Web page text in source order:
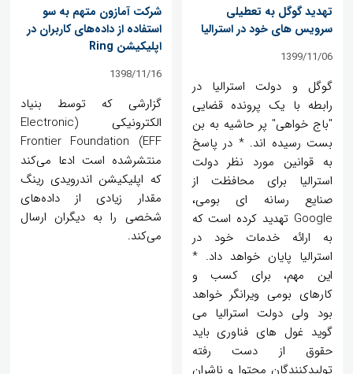
تهدید گوگل به تعطیلی
سرویس های خود در استرالیا
1399/11/06
گوگل و دولت استرالیا در
رابطه با یک پرونده قضایی
"باج خواهی" پر حاشیه به بن
بست رسیده اند. * در پاسخ
به قوانین مورد نظر دولت
استرالیا برای محافظت از
صنایع رسانه ای بومی،
Google تهدید کرده است که
به ارائه خدمات خود در
استرالیا پایان خواهد داد. *
این مهم، برای کسب و
کارهای بومی ویرانگر خواهد
بود ولی دولت استرالیا می
گوید غول های فناوری باید
حقوق از دست رفته
شرکت آمازون متهم به سو
استفاده از داده‌های کاربران در
اپلیکیشن Ring
1398/11/16
گزارشی که توسط بنیاد
الکترونیکی (Electronic
Frontier Foundation (EFF
منتشرشده است ادعا می‌کند
که اپلیکیشن اندرویدی رینگ
مقدار زیادی از داده‌های
شخصی را به دیگران ارسال
می‌کند.